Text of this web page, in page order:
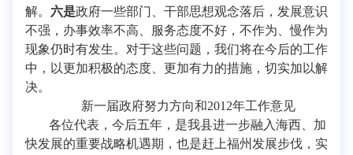
解。 六是政府一些部门、干部思想观念落后，发展意识
不强，办事效率不高、服务态度不好，不作为、慢作为
现象仍时有发生。对于这些问题，我们将在今后的工作
中，以更加积极的态度、更加有力的措施，切实加以解
决。
新一届政府努力方向和2012年工作意见
各位代表，今后五年，是我县进一步融入海西、加
快发展的重要战略机遇期，也是赶上福州发展步伐，实